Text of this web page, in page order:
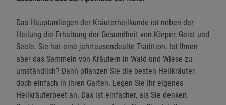
Das Hauptanliegen der Kräuterheilkunde ist neben der
Heilung die Erhaltung der Gesundheit von Körper, Geist und
Seele. Sie hat eine jahrtausendealte Tradition. Ist Ihnen
aber das Sammeln von Kräutern in Wald und Wiese zu
umständlich? Dann pflanzen Sie die besten Heilkräuter
doch einfach in Ihren Garten. Legen Sie Ihr eigenes
Heilkräuterbeet an. Das ist einfacher, als Sie denken.